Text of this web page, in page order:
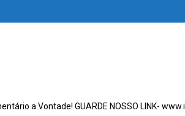
a Vontade! GUARDE NOSSO LINK-